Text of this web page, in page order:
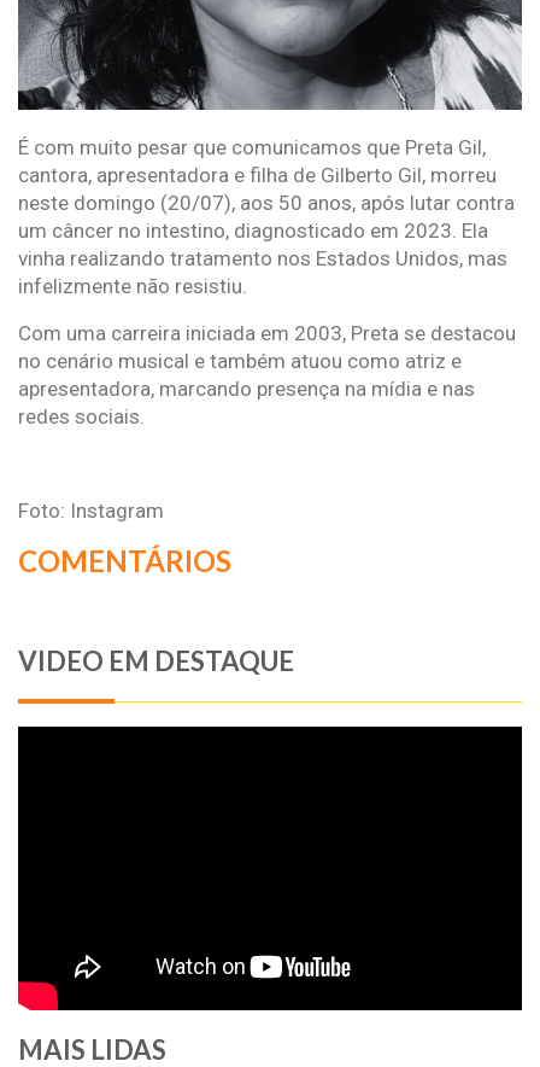
É com muito pesar que comunicamos que Preta Gil,
cantora, apresentadora e filha de Gilberto Gil, morreu
neste domingo (20/07), aos 50 anos, após lutar contra
um câncer no intestino, diagnosticado em 2023. Ela
vinha realizando tratamento nos Estados Unidos, mas
infelizmente não resistiu.
Com uma carreira iniciada em 2003, Preta se destacou
no cenário musical e também atuou como atriz e
apresentadora, marcando presença na mídia e nas
redes sociais.
Foto: Instagram
COMENTÁRIOS
VIDEO EM DESTAQUE
MAIS LIDAS